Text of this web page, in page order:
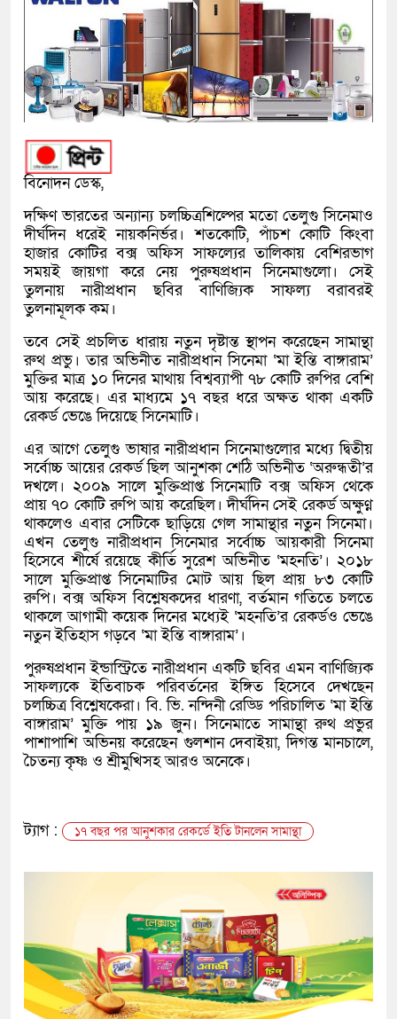
বিনোদন ডেস্ক,
দক্ষিণ ভারতের অন্যান্য চলচ্চিত্রশিল্পের মতো তেলুগু সিনেমাও
দীর্ঘদিন ধরেই নায়কনির্ভর। শতকোটি, পাঁচশ কোটি কিংবা
হাজার কোটির বক্স অফিস সাফল্যের তালিকায় বেশিরভাগ
সময়ই জায়গা করে নেয় পুরুষপ্রধান সিনেমাগুলো। সেই
তুলনায় নারীপ্রধান ছবির বাণিজ্যিক সাফল্য বরাবরই
তুলনামূলক কম।
তবে সেই প্রচলিত ধারায় নতুন দৃষ্টান্ত স্থাপন করেছেন সামান্থা
রুথ প্রভু। তার অভিনীত নারীপ্রধান সিনেমা ‘মা ইন্তি বাঙ্গারাম’
মুক্তির মাত্র ১০ দিনের মাথায় বিশ্বব্যাপী ৭৮ কোটি রুপির বেশি
আয় করেছে। এর মাধ্যমে ১৭ বছর ধরে অক্ষত থাকা একটি
রেকর্ড ভেঙে দিয়েছে সিনেমাটি।
এর আগে তেলুগু ভাষার নারীপ্রধান সিনেমাগুলোর মধ্যে দ্বিতীয়
সর্বোচ্চ আয়ের রেকর্ড ছিল আনুশকা শেঠি অভিনীত ‘অরুন্ধতী’র
দখলে। ২০০৯ সালে মুক্তিপ্রাপ্ত সিনেমাটি বক্স অফিস থেকে
প্রায় ৭০ কোটি রুপি আয় করেছিল। দীর্ঘদিন সেই রেকর্ড অক্ষুণ্ন
থাকলেও এবার সেটিকে ছাড়িয়ে গেল সামান্থার নতুন সিনেমা।
এখন তেলুগু নারীপ্রধান সিনেমার সর্বোচ্চ আয়কারী সিনেমা
হিসেবে শীর্ষে রয়েছে কীর্তি সুরেশ অভিনীত ‘মহনতি’। ২০১৮
সালে মুক্তিপ্রাপ্ত সিনেমাটির মোট আয় ছিল প্রায় ৮৩ কোটি
রুপি। বক্স অফিস বিশ্লেষকদের ধারণা, বর্তমান গতিতে চলতে
থাকলে আগামী কয়েক দিনের মধ্যেই ‘মহনতি’র রেকর্ডও ভেঙে
নতুন ইতিহাস গড়বে ‘মা ইন্তি বাঙ্গারাম’।
পুরুষপ্রধান ইন্ডাস্ট্রিতে নারীপ্রধান একটি ছবির এমন বাণিজ্যিক
সাফল্যকে ইতিবাচক পরিবর্তনের ইঙ্গিত হিসেবে দেখছেন
চলচ্চিত্র বিশ্লেষকেরা। বি. ভি. নন্দিনী রেড্ডি পরিচালিত ‘মা ইন্তি
বাঙ্গারাম’ মুক্তি পায় ১৯ জুন। সিনেমাতে সামান্থা রুথ প্রভুর
পাশাপাশি অভিনয় করেছেন গুলশান দেবাইয়া, দিগন্ত মানচালে,
চৈতন্য কৃষ্ণ ও শ্রীমুখিসহ আরও অনেকে।
ট্যাগ : ১৭ বছর পর আনুশকার রেকর্ডে ইতি টানলেন সামান্থা